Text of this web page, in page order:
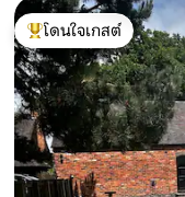
โดนใจเกสต์ที่สุด
โดนใจเกสต์